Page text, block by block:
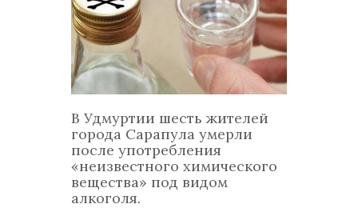
В Удмуртии шесть жителей
города Сарапула умерли
после употребления
«неизвестного химического
вещества» под видом
алкоголя.